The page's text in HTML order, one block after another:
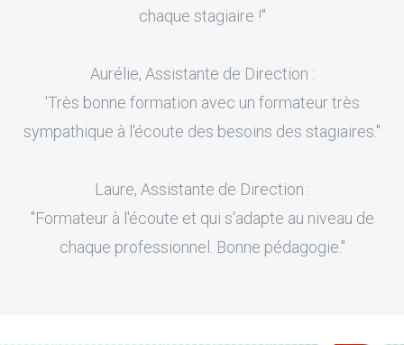
chaque stagiaire !"
Aurélie, Assistante de Direction :
'Très bonne formation avec un formateur très
sympathique à l'écoute des besoins des stagiaires."
Laure, Assistante de Direction :
"Formateur à l'écoute et qui s'adapte au niveau de
chaque professionnel. Bonne pédagogie."